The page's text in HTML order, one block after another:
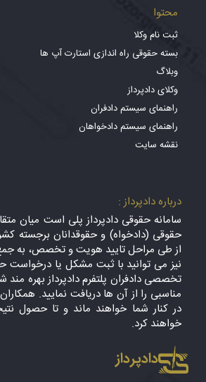
محتوا
ثبت نام وکلا
بسته حقوقی راه اندازی استارت آپ ها
وبلاگ
وکلای دادپرداز
راهنمای سیستم دادفران
راهنمای سیستم دادخواهان
نقشه سایت
درباره دادپرداز :
سامانه حقوقی دادپرداز پلی است میان
حقوقی (دادخواه) و حقوقدانان برجسته
از طی مراحل تایید هویت و تخصص، به
نیز می توانید با ثبت مشکل یا درخواست
تخصصی دادفران پلتفرم دادپرداز بهره
مناسبی را از آن ها دریافت نمایید.
در کنار شما خواهند ماند و تا حصول
خواهند کرد.
دادپرداز